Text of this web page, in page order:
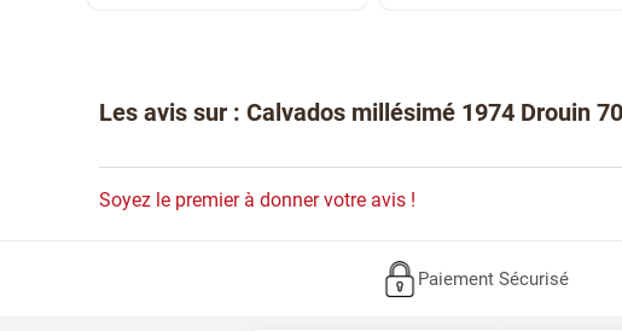
Les avis sur : Calvados millésimé 1974 Drouin
Soyez le premier à donner votre avis !
Paiement Sécurisé